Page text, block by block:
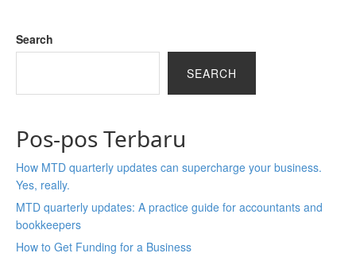
Search
SEARCH
Pos-pos Terbaru
How MTD quarterly updates can supercharge your business.
Yes, really.
MTD quarterly updates: A practice guide for accountants and
bookkeepers
How to Get Funding for a Business